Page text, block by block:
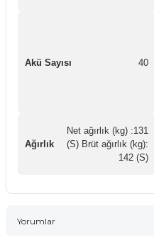
Akü Sayısı 40
Ağırlık
Net ağırlık (kg) :131
(S) Brüt ağırlık (kg):
142 (S)
Yorumlar